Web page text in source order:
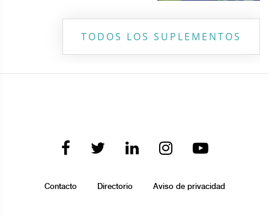
TODOS LOS SUPLEMENTOS
Contacto Directorio Aviso de privacidad